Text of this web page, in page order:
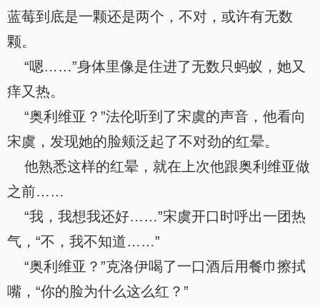
蓝莓到底是一颗还是两个，不对，或许有无数
颗。
“嗯……”身体里像是住进了无数只蚂蚁，她又
痒又热。
“奥利维亚？”法伦听到了宋虞的声音，他看向
宋虞，发现她的脸颊泛起了不对劲的红晕。
他熟悉这样的红晕，就在上次他跟奥利维亚做
之前……
“我，我想我还好……”宋虞开口时呼出一团热
气，“不，我不知道……”
“奥利维亚？”克洛伊喝了一口酒后用餐巾擦拭
嘴，“你的脸为什么这么红？”